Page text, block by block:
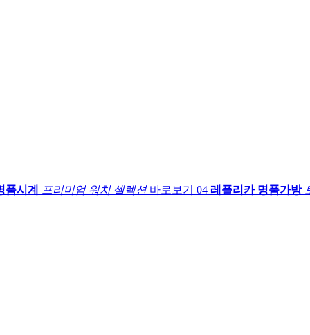
품시계 프리미엄 워치 셀렉션 바로보기 04 레플리카 명품가방